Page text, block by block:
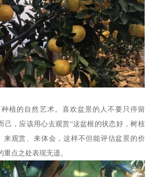
植的自然艺术。喜欢盆景的人不要只停留
己，应该用心去观赏“这盆根的状态好，树枝
来观赏、来体会，这样不但能评估盆景的价
点之处表现无遗。